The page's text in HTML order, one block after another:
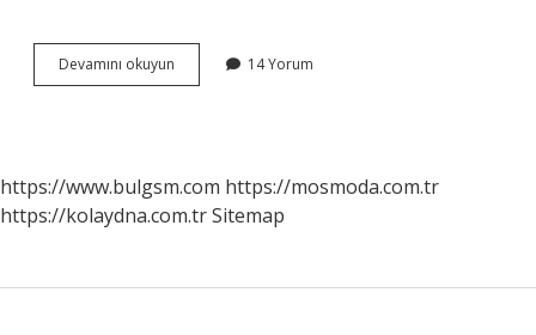
Devamını okuyun
Gibi
14 Yorum
https://www.bulgsm.com https://mosmoda.com.tr
https://kolaydna.com.trSitemap